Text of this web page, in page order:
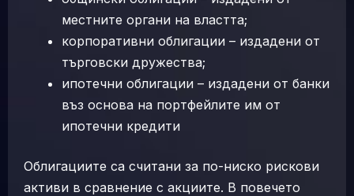
местните органи на властта;
корпоративни облигации – издадени от
търговски дружества;
ипотечни облигации – издадени от банки
въз основа на портфейлите им от
ипотечни кредити
Облигациите са считани за по-ниско рискови
активи в сравнение с акциите. В повечето